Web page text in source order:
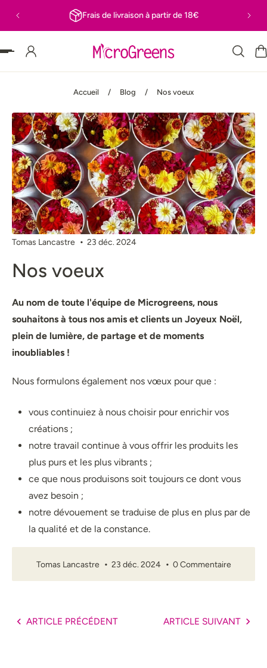
AU CONTENUFrais de livraison à partir de 18€
Accueil / Blog / Nos voeux
Tomas Lancastre 23 déc. 2024
Nos voeux
Au nom de toute l'équipe de Microgreens, nous
souhaitons à tous nos amis et clients un Joyeux Noël,
plein de lumière, de partage et de moments
inoubliables !
Nous formulons également nos vœux pour que :
vous continuiez à nous choisir pour enrichir vos
créations ;
notre travail continue à vous offrir les produits les
plus purs et les plus vibrants ;
ce que nous produisons soit toujours ce dont vous
avez besoin ;
notre dévouement se traduise de plus en plus par de
la qualité et de la constance.
Tomas Lancastre 23 déc. 2024 0 Commentaire
ARTICLE PRÉCÉDENT ARTICLE SUIVANT